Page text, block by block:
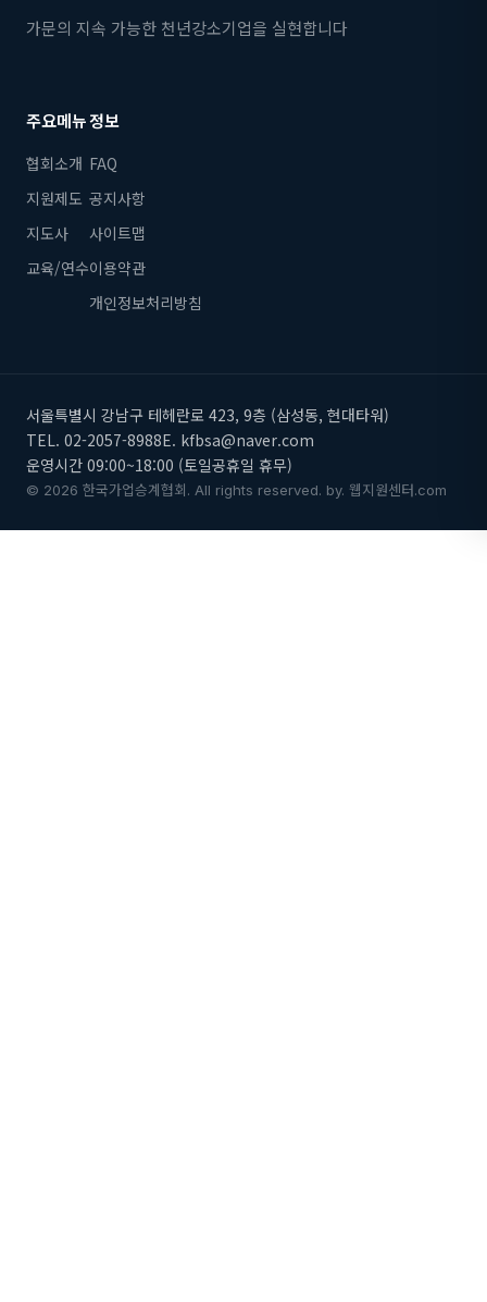
가문의 지속 가능한 천년강소기업을 실현합니다
주요메뉴
협회소개
지원제도
지도사
교육/연수
정보
FAQ
공지사항
사이트맵
이용약관
개인정보처리방침
서울특별시 강남구 테헤란로 423, 9층 (삼성동, 현대타워)
TEL. 02-2057-8988E. kfbsa@naver.com
운영시간 09:00~18:00 (토일공휴일 휴무)
© 2026 한국가업승계협회. All rights reserved. by. 웹지원센터.com